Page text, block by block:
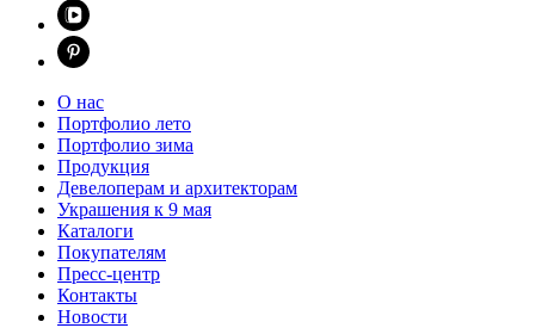
О нас
Портфолио лето
Портфолио зима
Продукция
Девелоперам и архитекторам
Украшения к 9 мая
Каталоги
Покупателям
Пресс-центр
Контакты
Новости